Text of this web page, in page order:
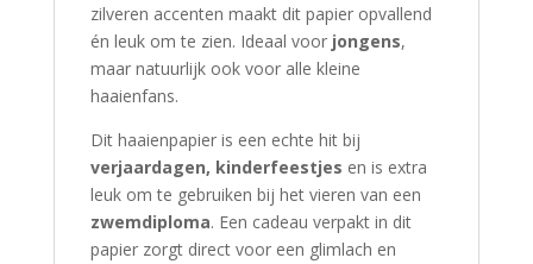
zilveren accenten maakt dit papier opvallend
én leuk om te zien. Ideaal voor jongens,
maar natuurlijk ook voor alle kleine
haaienfans.
Dit haaienpapier is een echte hit bij
verjaardagen, kinderfeestjes en is extra
leuk om te gebruiken bij het vieren van een
zwemdiploma. Een cadeau verpakt in dit
papier zorgt direct voor een glimlach en